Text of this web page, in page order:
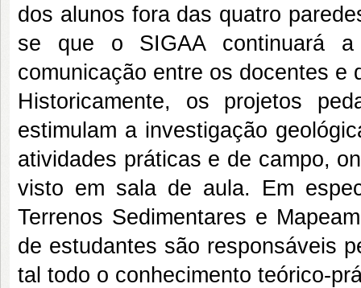
dos alunos fora das quatro
se que o SIGAA continuará
comunicação entre os docentes e
Historicamente, os projetos
estimulam a investigação
atividades práticas e de campo,
visto em sala de aula. Em
Terrenos Sedimentares e
de estudantes são responsáveis
tal todo o conhecimento teórico-